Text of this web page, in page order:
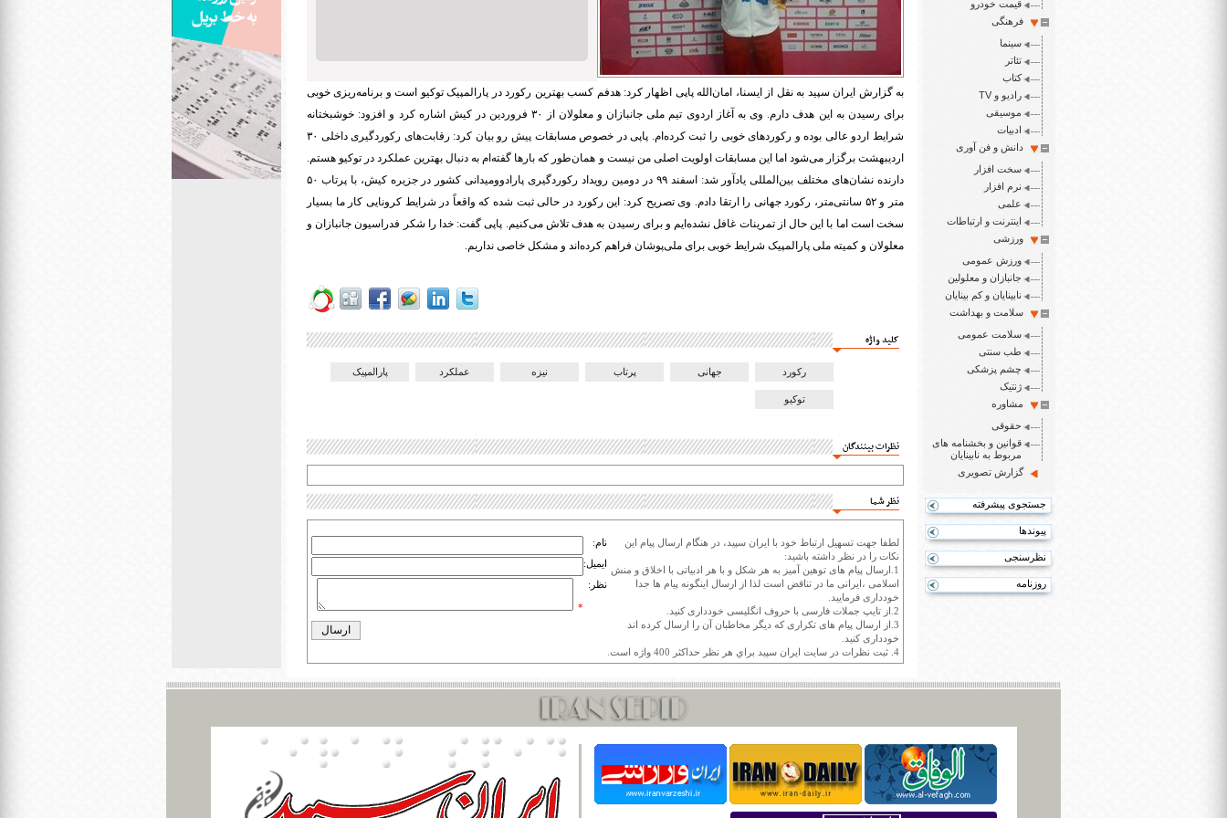
قیمت خودرو
فرهنگی
سینما
تئاتر
کتاب
رادیو و TV
موسیقی
ادبیات
دانش و فن آوری
سخت افزار
نرم افزار
علمی
اینترنت و ارتباطات
ورزشی
ورزش عمومی
جانبازان و معلولین
نابینایان و کم بینایان
سلامت و بهداشت
سلامت عمومی
طب سنتی
چشم پزشکی
ژنتیک
مشاوره
حقوقی
قوانین و بخشنامه های
مربوط به نابینایان
گزارش تصویری
جستجوی پیشرفته
پیوندها
نظرسنجی
روزنامه
به گزارش ایران سپید به نقل از ایسنا، امان‌الله پاپی اظهار کرد: هدفم کسب بهترین رکورد در پارالمپیک توکیو است و برنامه‌ریزی خوبی
برای رسیدن به این هدف دارم. وی به آغاز اردوی تیم ملی جانبازان و معلولان از ۳۰ فروردین در کیش اشاره کرد و افزود: خوشبختانه
شرایط اردو عالی بوده و رکوردهای خوبی را ثبت کرده‌ام. پاپی در خصوص مسابقات پیش رو بیان کرد: رقابت‌های رکوردگیری داخلی ۳۰
اردیبهشت برگزار می‌شود اما این مسابقات اولویت اصلی من نیست و همان‌طور که بارها گفته‌ام به دنبال بهترین عملکرد در توکیو هستم.
دارنده نشان‌های مختلف بین‌المللی یادآور شد: اسفند ۹۹ در دومین رویداد رکوردگیری پارادوومیدانی کشور در جزیره کیش، با پرتاب ۵۰
متر و ۵۲ سانتی‌متر، رکورد جهانی را ارتقا دادم. وی تصریح کرد: این رکورد در حالی ثبت شده که واقعاً در شرایط کرونایی‌ کار ما بسیار
سخت است اما با این حال از تمرینات غافل نشده‌ایم و برای رسیدن به هدف تلاش می‌کنیم. پاپی گفت: خدا را شکر فدراسیون جانبازان و
معلولان و کمیته ملی پارالمپیک شرایط خوبی برای ملی‌پوشان فراهم کرده‌اند و مشکل خاصی نداریم.
کلید واژه
رکورد جهانی پرتاب نیزه عملکرد پارالمپیک
توکیو
نظرات بینندگان
نظر شما
لطفا جهت تسهیل ارتباط خود با ایران سپید، در هنگام ارسال پیام این
نکات را در نظر داشته باشید:
1.ارسال پیام های توهین آمیز به هر شکل و با هر ادبیاتی با اخلاق و منش
اسلامی ،ایرانی ما در تناقض است لذا از ارسال اینگونه پیام ها جدا
خودداری فرمایید.
2.از تایپ جملات فارسی با حروف انگلیسی خودداری کنید.
3.از ارسال پیام های تکراری که دیگر مخاطبان آن را ارسال کرده اند
خودداری کنید.
4. ثبت نظرات در سايت ايران سپيد براي هر نظر حداکثر 400 واژه است.
نام:
ایمیل:
نظر:
*